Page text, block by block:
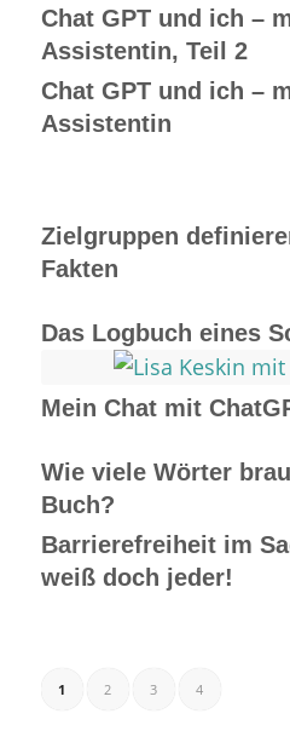
Chat GPT und ich –
Assistentin, Teil 2
Chat GPT und ich –
Assistentin
Zielgruppen
Fakten
Das Logbuch eines
Mein Chat mit
Wie viele Wörter
Buch?
Barrierefreiheit im
weiß doch jeder!
1 2 3 4